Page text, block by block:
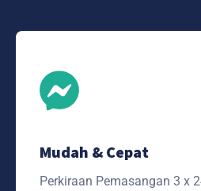
Mudah & Cepat
Perkiraan Pemasangan 3 x